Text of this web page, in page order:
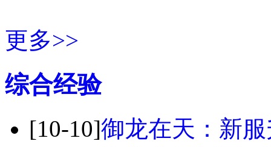
更多>>
综合经验
[10-10]御龙在天：新